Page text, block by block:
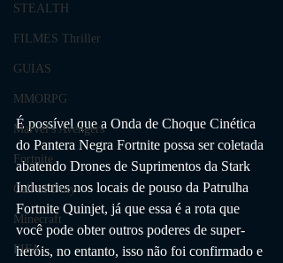
STEALTH
FILMES Thriller
GUIAS
MMORPG
Marvel's Avengers
Fortnite
Call of Duty
Minecraft
FIFA
É possível que a Onda de Choque Cinética
do Pantera Negra Fortnite possa ser coletada
abatendo Drones de Suprimentos da Stark
Industries nos locais de pouso da Patrulha
Fortnite Quinjet, já que essa é a rota que
você pode obter outros poderes de super-
heróis, no entanto, isso não foi confirmado e